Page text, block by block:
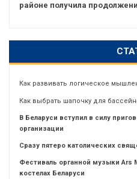
районе получила
Как развивать логическое
Как выбрать шапочку для
В Беларуси вступил в силу
организации
Сразу пятеро католических
Фестиваль органной музыки Ars
костелах Беларуси